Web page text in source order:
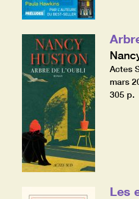
Actes
mars
305 p.
Les